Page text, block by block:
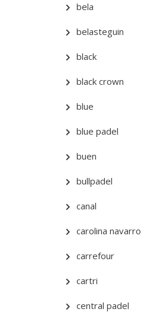
bela
belasteguin
black
black crown
blue
blue padel
buen
bullpadel
canal
carolina navarro
carrefour
cartri
central padel